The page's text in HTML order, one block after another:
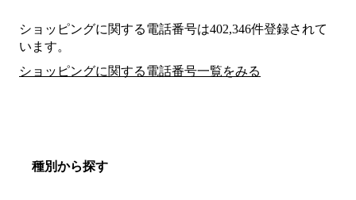
ショッピングに関する電話番号は402,346件登録されて
います。
ショッピングに関する電話番号一覧をみる
種別から探す